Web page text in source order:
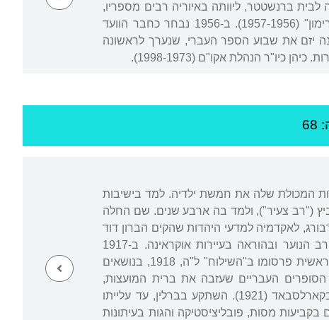
ברנשטטר, ליוותה באיוריה רבים מספריו,
בעיקר ספרי הילדים. היה עורך "במחנה" (1954-1950), ""דבר" לילדים" (1960-1954) ו"רימון" (1957-1956). ב-1956 נבחר כחבר הוועד
יזם את שבוע הספר העברי, שנערך לראשונה
המכולת שלה את חמשת ילדיה. למד בישיבות
טשרנוביץ ("רב צעיר"), ולמד בה ארבע שנים. שם החלה
עם חבריו ללימודים, בהם יחזקאל קויפמן. ב-1909 עבר לפטרבורג, לאקדמיה למדעי היהדות שהקים הברון דוד
גינצבורג, ולמד "שיעורים בידיעת המזרח". ב-1912 חזר לאודסה ועסק בצורכי ציבור בקרב הנוער ובהוראה בעיירות אוקראינה. ב-1917
השתקע בעיירה סקווירה, לקח חלק פעיל בפולמוסים ונאבק כציוני בקומוניסטים וב"בוּנד". ראשית פרסומו ב"השילוח" ל"ה, 1918, בנושאים
למד באוניברסיטת אודסה (1919). ב-1921 היה בקבוצת הסופרים העבריים שעזבה את ברית המועצות,
בעזרתו של גורקי, עם משפחות ביאליק, רבניצקי ואחרים. השתתף בקונגרס הציוני הי"ב בקארלסבאד (1921). השתקע בברלין, עד עלייתו
פירסם בקביעות מסות, פובליציסטיקה והגות בעיתונות